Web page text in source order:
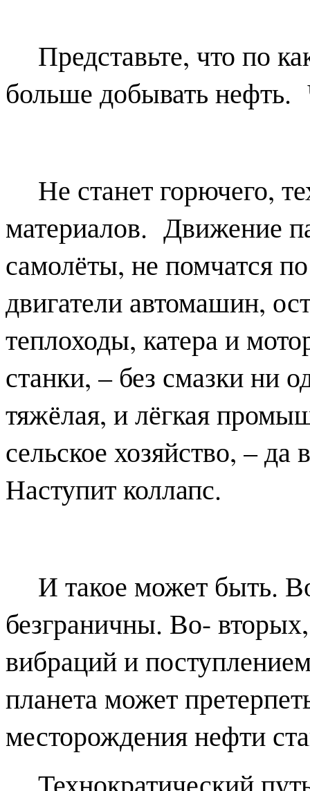
Представьте, что по
больше добывать нефть.
Не станет горючего,
материалов. Движение
самолёты, не помчатся
двигатели автомашин,
теплоходы, катера и
станки, – без смазки ни
тяжёлая, и лёгкая
сельское хозяйство, –
Наступит коллапс.
И такое может быть.
безграничны. Во-
вибраций и
планета может
месторождения нефти
Технократический